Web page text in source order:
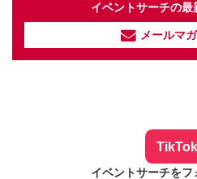
イベントサーチの
メールマ
イベントサーチをフ